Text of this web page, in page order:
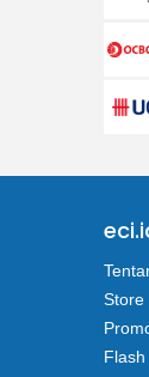
Store